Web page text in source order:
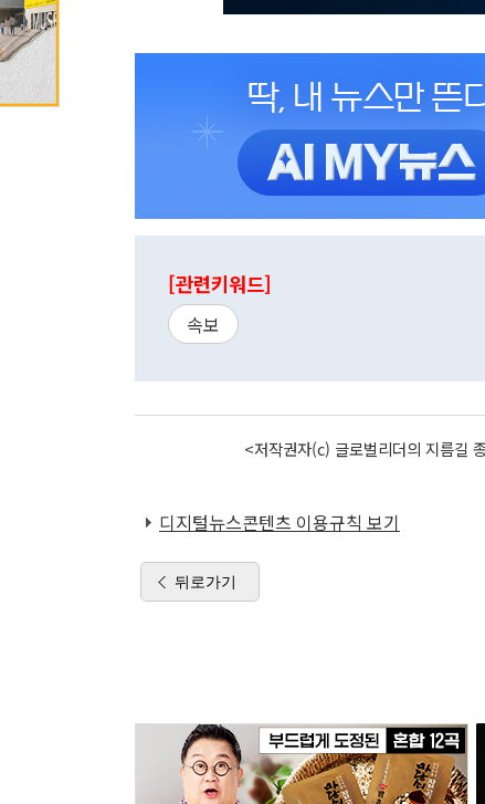
[관련키워드]
속보
<저작권자(c) 글로벌리더의 지름길
디지털뉴스콘텐츠 이용규칙 보기
뒤로가기